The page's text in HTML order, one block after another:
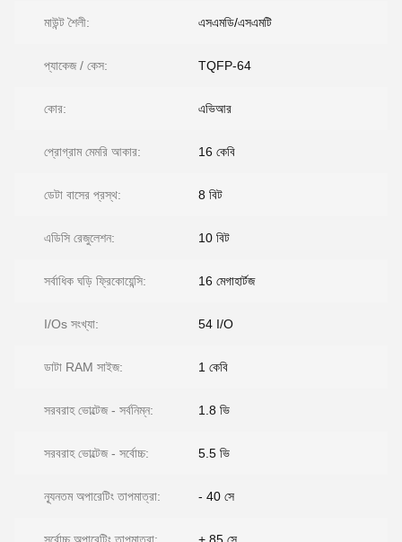
মাউন্ট শৈলী: এসএমডি/এসএমটি
প্যাকেজ / কেস: TQFP-64
কোর: এভিআর
প্রোগ্রাম মেমরি আকার: 16 কেবি
ডেটা বাসের প্রস্থ: 8 বিট
এডিসি রেজুলেশন: 10 বিট
সর্বাধিক ঘড়ি ফ্রিকোয়েন্সি: 16 মেগাহার্টজ
I/Os সংখ্যা: 54 I/O
ডাটা RAM সাইজ: 1 কেবি
সরবরাহ ভোল্টেজ - সর্বনিম্ন: 1.8 ভি
সরবরাহ ভোল্টেজ - সর্বোচ্চ: 5.5 ভি
ন্যূনতম অপারেটিং তাপমাত্রা: - 40 সে